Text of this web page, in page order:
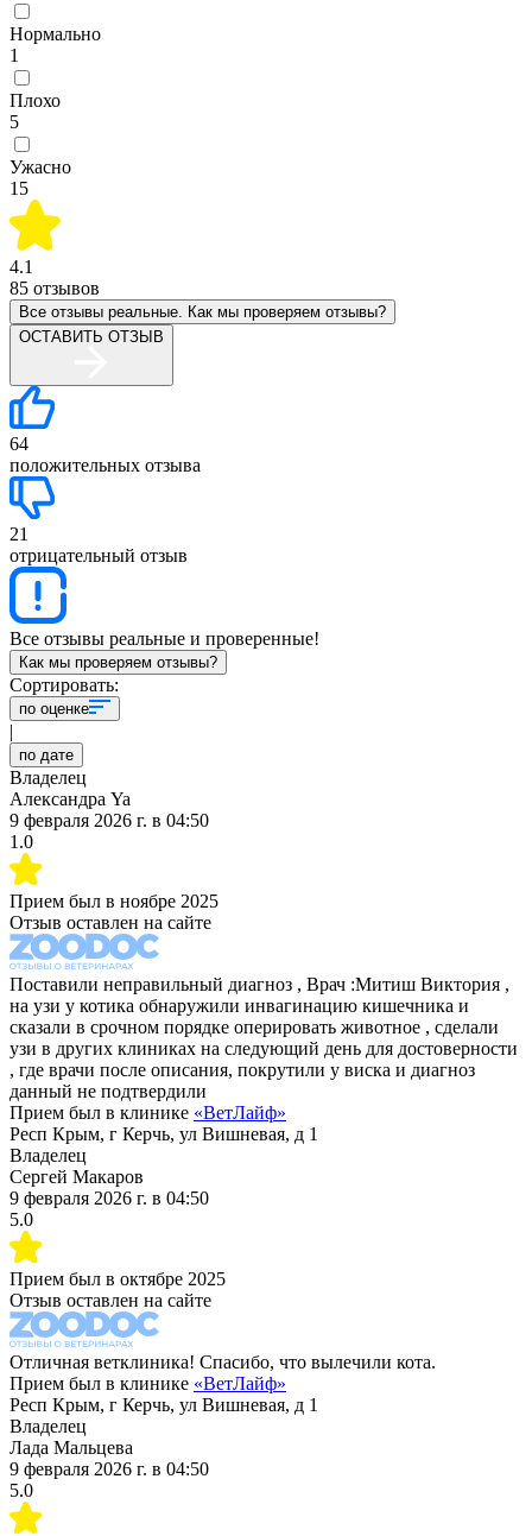
Нормально
1
Плохо
5
Ужасно
15
4.1
85 отзывов
Все отзывы реальные. Как мы проверяем отзывы?
ОСТАВИТЬ ОТЗЫВ
64
положительных отзыва
21
отрицательный отзыв
Все отзывы реальные и проверенные!
Как мы проверяем отзывы?
Сортировать:
по оценке
|
по дате
Владелец
Александра Ya
9 февраля 2026 г. в 04:50
1.0
Прием был в ноябре 2025
Отзыв оставлен на сайте
Поставили неправильный диагноз , Врач :Митиш Виктория ,
на узи у котика обнаружили инвагинацию кишечника и
сказали в срочном порядке оперировать животное , сделали
узи в других клиниках на следующий день для достоверности
, где врачи после описания, покрутили у виска и диагноз
данный не подтвердили
Прием был в клинике «ВетЛайф»
Респ Крым, г Керчь, ул Вишневая, д 1
Владелец
Сергей Макаров
9 февраля 2026 г. в 04:50
5.0
Прием был в октябре 2025
Отзыв оставлен на сайте
Отличная ветклиника! Спасибо, что вылечили кота.
Прием был в клинике «ВетЛайф»
Респ Крым, г Керчь, ул Вишневая, д 1
Владелец
Лада Мальцева
9 февраля 2026 г. в 04:50
5.0